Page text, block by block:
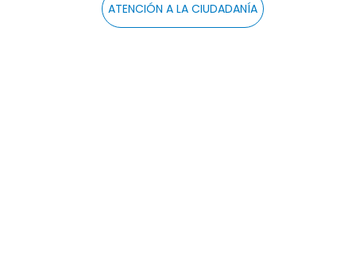
ATENCIÓN A LA CIUDADANÍA